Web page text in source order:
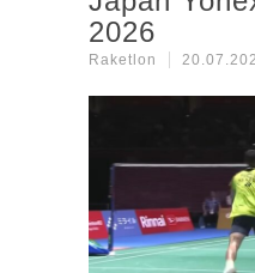
2026
Raketlon